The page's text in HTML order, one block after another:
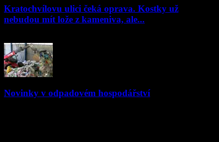
Kratochvílovu ulici čeká oprava. Kostky už
nebudou mít lože z kameniva, ale...
Novinky v odpadovém hospodářství